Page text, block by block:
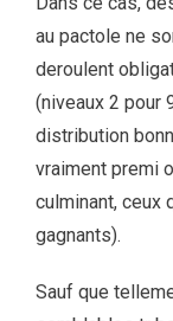
au pactole ne
deroulent
(niveaux 2 pour
distribution
vraiment premi
culminant, ceux
gagnants).
Sauf que